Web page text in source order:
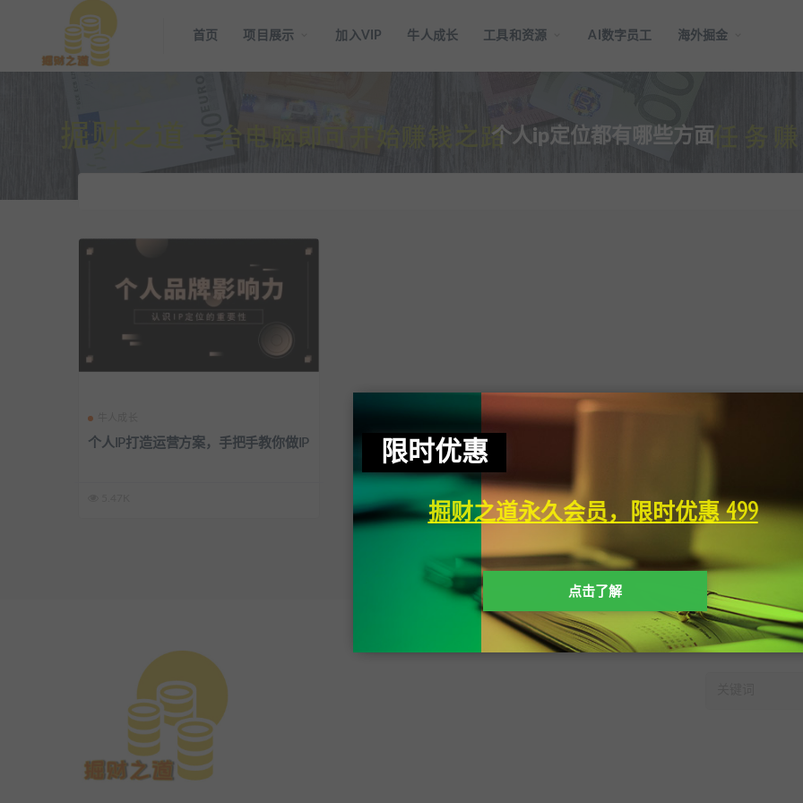
首页 项目展示 加入VIP 牛人成长 工具和资源 AI数字员工 海外掘金
个人ip定位都有哪些方面
个人IP打造运营方案，手把手教你做IP
快速搜索
限时优惠
掘财之道永久会员，限时优惠 499
点击了解